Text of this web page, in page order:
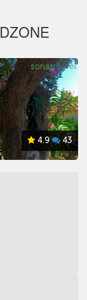
4.9 43